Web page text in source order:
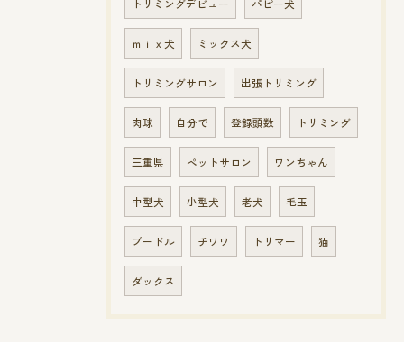
トリミングデビュー パピー犬
ｍｉｘ犬 ミックス犬
トリミングサロン 出張トリミング
肉球 自分で 登録頭数 トリミング
三重県 ペットサロン ワンちゃん
中型犬 小型犬 老犬 毛玉
プードル チワワ トリマー 猫
ダックス